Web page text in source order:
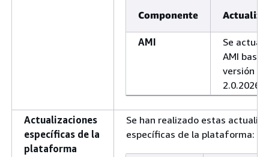
Componente
AMI
Se
AMI base
versión
Actualizaciones
específicas de la
plataforma
Se han realizado estas
específicas de la plataforma: